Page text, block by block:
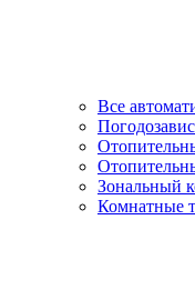
Все
Зональный
Комнатные